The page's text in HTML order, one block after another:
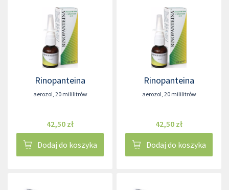
Rinopanteina
aerozol, 20 mililitrów
42,50 zł
Dodaj do koszyka
Rinopanteina
aerozol, 20 mililitrów
42,50 zł
Dodaj do koszyka